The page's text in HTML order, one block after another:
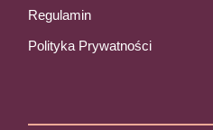
Regulamin
Polityka Prywatności